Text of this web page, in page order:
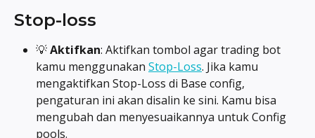
Stop-loss
💡 Aktifkan: Aktifkan tombol agar trading bot
kamu menggunakan Stop-Loss. Jika kamu
mengaktifkan Stop-Loss di Base config,
pengaturan ini akan disalin ke sini. Kamu bisa
mengubah dan menyesuaikannya untuk Config
pools.